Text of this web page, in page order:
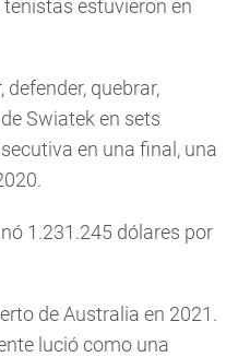
estuvieron en
quebrar,
Swiatek en sets
en una final, una
1.231.245 dólares por
de Australia en 2021.
lució como una